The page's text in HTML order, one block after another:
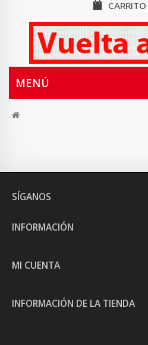
CARRITO
MENÚ
SÍGANOS
INFORMACIÓN
MI CUENTA
INFORMACIÓN DE LA TIENDA